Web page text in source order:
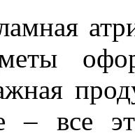
– все